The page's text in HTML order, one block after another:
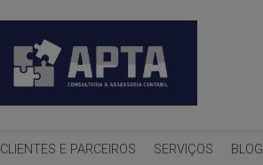
CLIENTES E PARCEIROS SERVIÇOS BLOG